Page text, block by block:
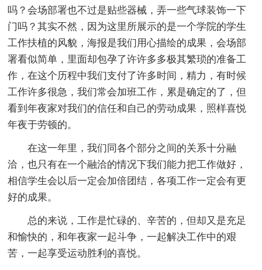
吗？会场部署也不过是贴些器械，弄一些气球装饰一下
门吗？其实不然，因为这里所展示的是一个学院的学生
工作扶植的风貌，海报是我们用心描绘的成果，会场部
署看似简单，里面却包孕了许许多多极其繁琐的准备工
作，在这个历程中我们支付了许多时间，精力，有时候
工作许多很急，我们常会加班工作，累是确定的了，但
看到年夜家对我们的信任和自己的劳动成果，照样喜悦
年夜于劳顿的。
在这一年里，我们同各个部分之间的关系十分融
洽，也只有在一个融洽的情况下我们能力把工作做好，
相信学生会以后一定会加倍团结，各项工作一定会有更
好的成果。
总的来说，工作是忙碌的、辛苦的，但却又是充足
和愉快的，和年夜家一起斗争，一起解决工作中的艰
苦，一起享受运动胜利的喜悦。